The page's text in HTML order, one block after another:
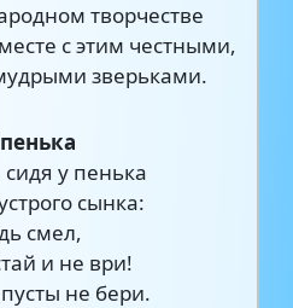
творчестве
с этим честными,
зверьками.
у пенька
сынка:
смел,
и не ври!
не бери.